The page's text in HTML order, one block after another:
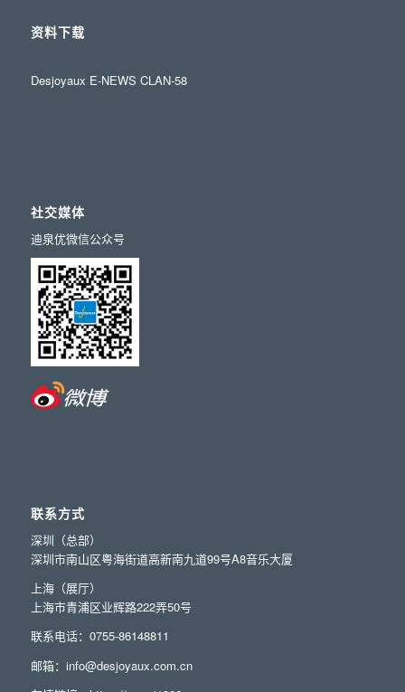
资料下载
Desjoyaux E-NEWS CLAN-58
社交媒体
迪泉优微信公众号
联系方式
深圳（总部）
深圳市南山区粤海街道高新南九道99号A8音乐大厦
上海（展厅）
上海市青浦区业辉路222弄50号
联系电话：0755-86148811
邮箱：info@desjoyaux.com.cn